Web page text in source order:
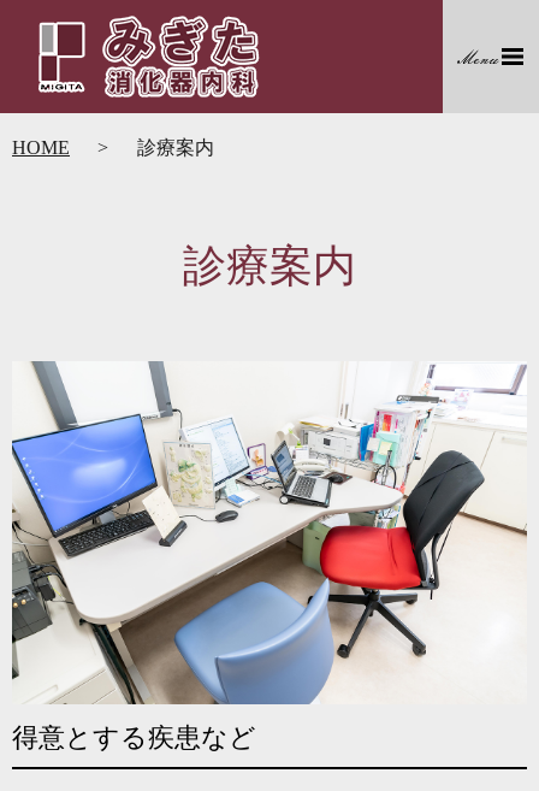
HOME 診療案内
診療案内
得意とする疾患など